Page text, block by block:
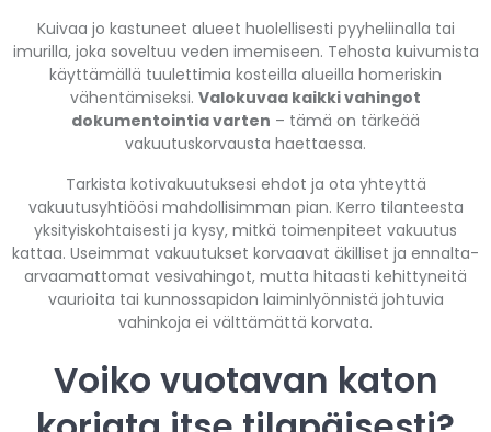
Kuivaa jo kastuneet alueet huolellisesti pyyheliinalla tai
imurilla, joka soveltuu veden imemiseen. Tehosta kuivumista
käyttämällä tuulettimia kosteilla alueilla homeriskin
vähentämiseksi. Valokuvaa kaikki vahingot
dokumentointia varten – tämä on tärkeää
vakuutuskorvausta haettaessa.
Tarkista kotivakuutuksesi ehdot ja ota yhteyttä
vakuutusyhtiöösi mahdollisimman pian. Kerro tilanteesta
yksityiskohtaisesti ja kysy, mitkä toimenpiteet vakuutus
kattaa. Useimmat vakuutukset korvaavat äkilliset ja ennalta-
arvaamattomat vesivahingot, mutta hitaasti kehittyneitä
vaurioita tai kunnossapidon laiminlyönnistä johtuvia
vahinkoja ei välttämättä korvata.
Voiko vuotavan katon